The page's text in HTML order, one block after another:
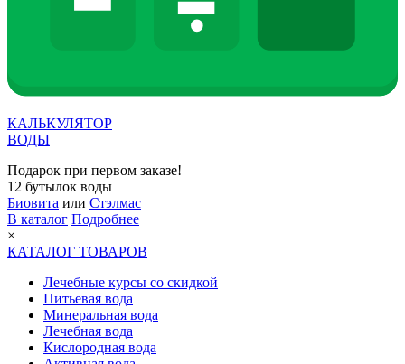
КАЛЬКУЛЯТОР
ВОДЫ
Подарок при первом заказе!
12 бутылок воды
Биовита или Стэлмас
В каталог Подробнее
×
КАТАЛОГ ТОВАРОВ
Лечебные курсы со скидкой
Питьевая вода
Минеральная вода
Лечебная вода
Кислородная вода